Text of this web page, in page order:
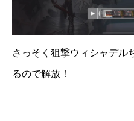
さっそく狙撃ウィシャデル
るので解放！